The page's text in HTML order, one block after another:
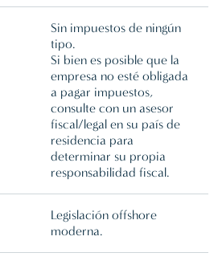
Sin impuestos de ningún
tipo.
Si bien es posible que la
empresa no esté obligada
a pagar impuestos,
consulte con un asesor
fiscal/legal en su país de
residencia para
determinar su propia
responsabilidad fiscal.
Legislación offshore
moderna.